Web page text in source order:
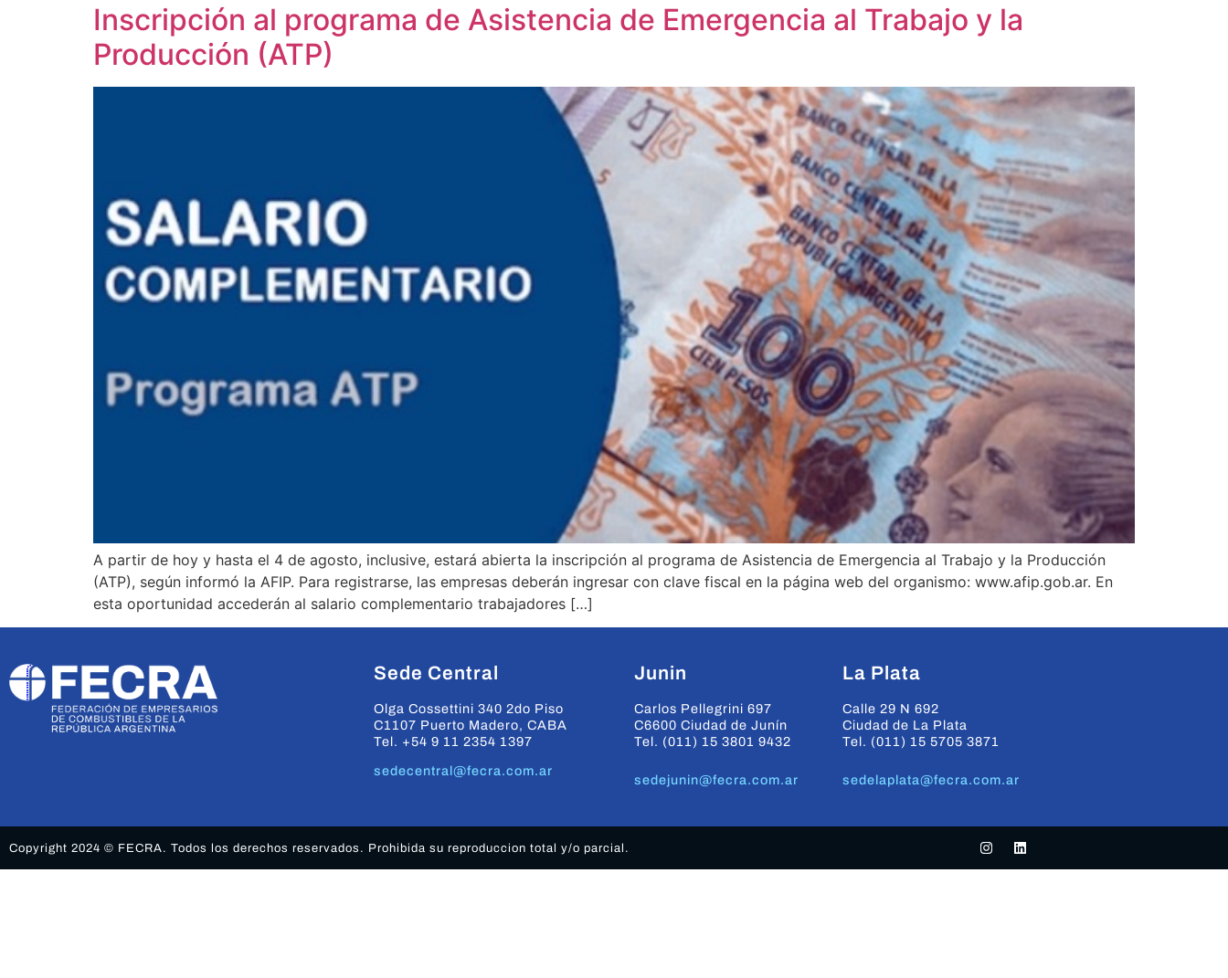
Inscripción al programa de Asistencia de Emergencia al Trabajo y la
Producción (ATP)
A partir de hoy y hasta el 4 de agosto, inclusive, estará abierta la inscripción al programa de Asistencia de Emergencia al Trabajo y la Producción
(ATP), según informó la AFIP. Para registrarse, las empresas deberán ingresar con clave fiscal en la página web del organismo: www.afip.gob.ar. En
esta oportunidad accederán al salario complementario trabajadores […]
Sede Central
Olga Cossettini 340 2do Piso
C1107 Puerto Madero, CABA
Tel. +54 9 11 2354 1397
sedecentral@fecra.com.ar
Junin
Carlos Pellegrini 697
C6600 Ciudad de Junín
Tel. (011) 15 3801 9432
sedejunin@fecra.com.ar
La Plata
Calle 29 N 692
Ciudad de La Plata
Tel. (011) 15 5705 3871
sedelaplata@fecra.com.ar
Copyright 2024 © FECRA. Todos los derechos reservados. Prohibida su reproduccion total y/o parcial.